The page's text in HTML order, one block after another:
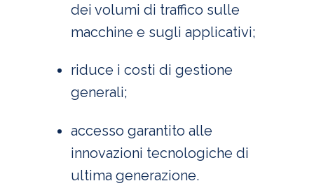
dei volumi di traffico sulle
macchine e sugli applicativi;
riduce i costi di gestione
generali;
accesso garantito alle
innovazioni tecnologiche di
ultima generazione.